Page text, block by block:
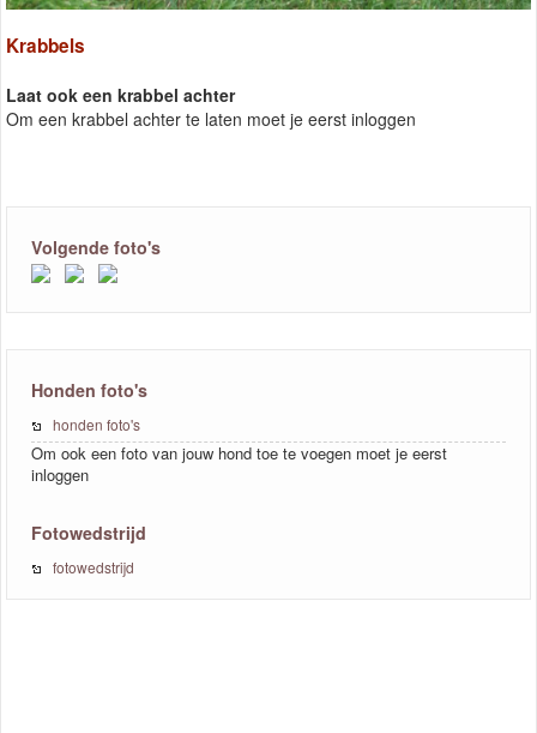
Krabbels
Laat ook een krabbel achter
Om een krabbel achter te laten moet je eerst inloggen
Volgende foto's
Honden foto's
honden foto's
Om ook een foto van jouw hond toe te voegen moet je eerst
inloggen
Fotowedstrijd
fotowedstrijd